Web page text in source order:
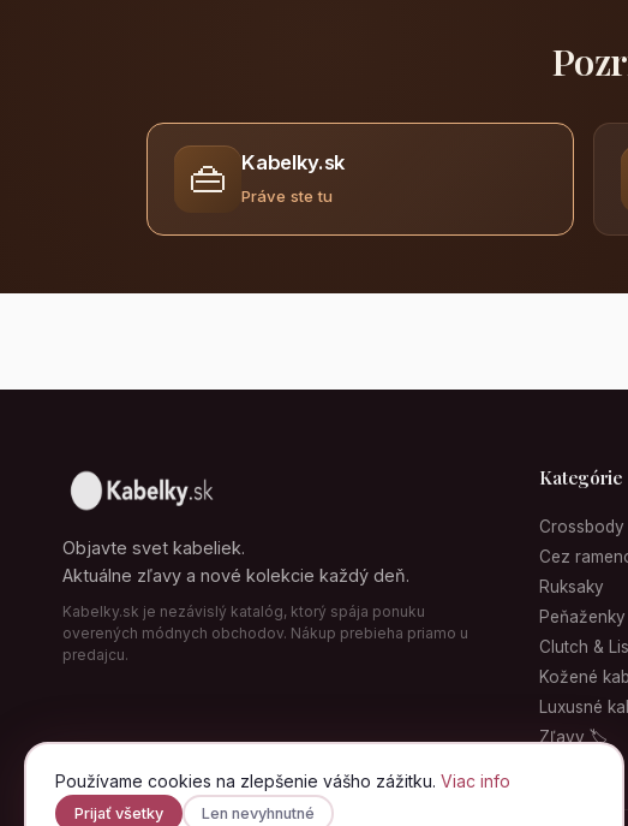
Používame cookies na zlepšenie vášho zážitku. Viac info
Prijať všetky Len nevyhnutné
👜 Kabelky.sk
Práve ste tu
Objavte svet kabeliek.
Aktuálne zľavy a nové kolekcie každý deň.
Kabelky.sk je nezávislý katalóg, ktorý spája ponuku
overených módnych obchodov. Nákup prebieha priamo u
predajcu.
Kategórie
Crossbody
Cez
Ruksaky
Peňaženky
Clutch &
Kožené
Luxusné
Zľavy 🏷